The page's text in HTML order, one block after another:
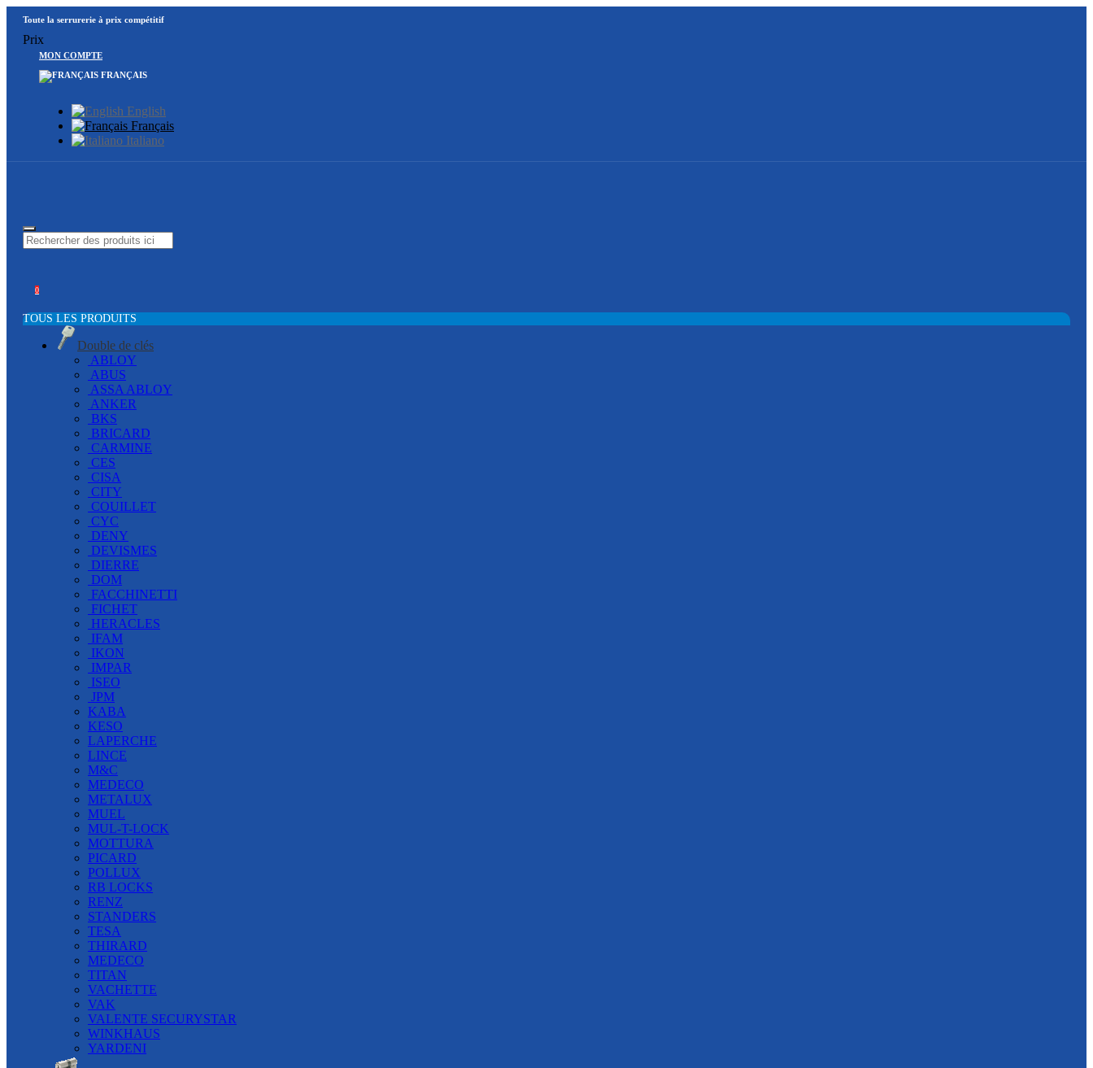
Toute la serrurerie à prix compétitif
Prix
MON COMPTE
FRANÇAIS
English
Français
Italiano
0
TOUS LES PRODUITS
Double de clés
ABLOY
ABUS
ASSA ABLOY
ANKER
BKS
BRICARD
CARMINE
CES
CISA
CITY
COUILLET
CYC
DENY
DEVISMES
DIERRE
DOM
FACCHINETTI
FICHET
HERACLES
IFAM
IKON
IMPAR
ISEO
JPM
KABA
KESO
LAPERCHE
LINCE
M&C
MEDECO
METALUX
MUEL
MUL-T-LOCK
MOTTURA
PICARD
POLLUX
RB LOCKS
RENZ
STANDERS
TESA
THIRARD
MEDECO
TITAN
VACHETTE
VAK
VALENTE SECURYSTAR
WINKHAUS
YARDENI